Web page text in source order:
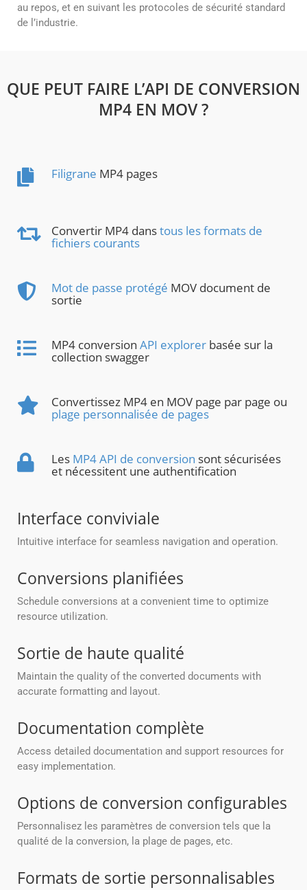
au repos, et en suivant les protocoles de sécurité standard
de l’industrie.
QUE PEUT FAIRE L’API DE CONVERSION
MP4 EN MOV ?
Filigrane MP4 pages
Convertir MP4 danstous les formats de
fichiers courants
Mot de passe protégé MOV document de
sortie
MP4 conversion API explorer basée sur la
collection swagger
Convertissez MP4 en MOV page par page ou
plage personnalisée de pages
Les MP4 API de conversion sont sécurisées
et nécessitent une authentification
Interface conviviale
Intuitive interface for seamless navigation and operation.
Conversions planifiées
Schedule conversions at a convenient time to optimize
resource utilization.
Sortie de haute qualité
Maintain the quality of the converted documents with
accurate formatting and layout.
Documentation complète
Access detailed documentation and support resources for
easy implementation.
Options de conversion configurables
Personnalisez les paramètres de conversion tels que la
qualité de la conversion, la plage de pages, etc.
Formats de sortie personnalisables